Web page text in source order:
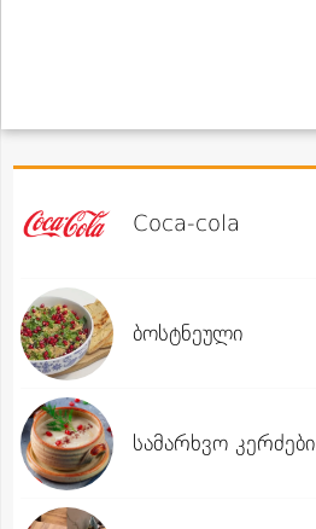
Coca-cola
ბოსტნეული
სამარხვო კერძები